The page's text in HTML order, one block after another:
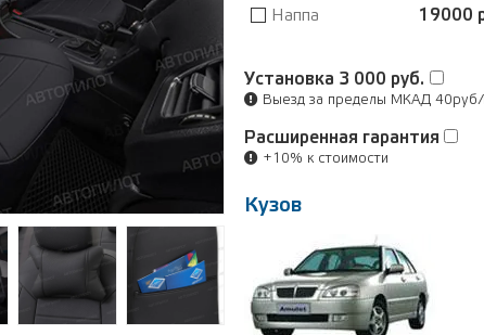
Наппа 19000
Установка 3 000 руб.
Выезд за пределы МКАД 40руб/
Расширенная гарантия
+10% к стоимости
Кузов